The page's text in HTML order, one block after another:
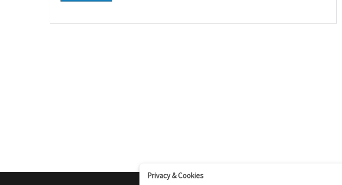
Privacy & Cookies